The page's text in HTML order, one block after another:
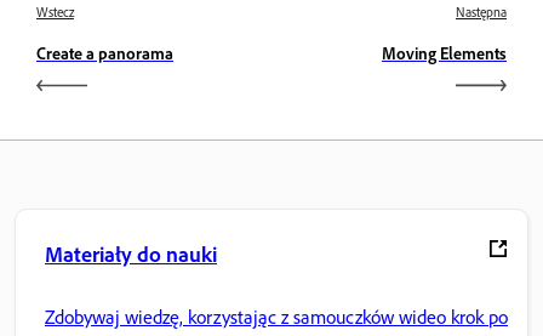
Wstecz
Create a panorama
Następna
Moving Elements
Materiały do nauki
Zdobywaj wiedzę, korzystając z samouczków wideo krok po